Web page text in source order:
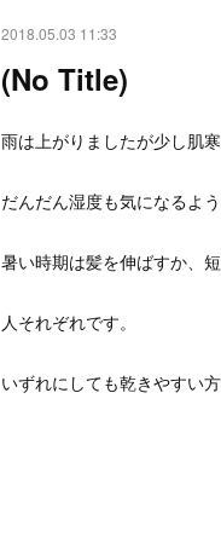
2018.05.03 11:33
(No Title)
雨は上がりましたが少し肌寒
だんだん湿度も気になるよ
暑い時期は髪を伸ばすか、
人それぞれです。
いずれにしても乾きやすい